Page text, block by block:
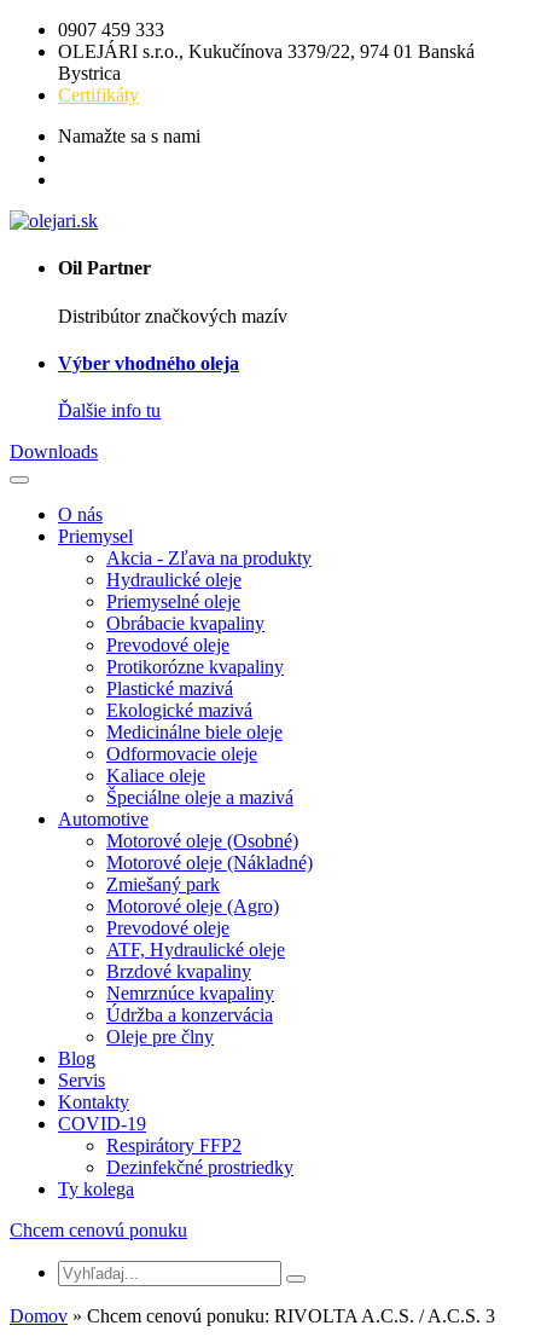
0907 459 333
OLEJÁRI s.r.o., Kukučínova 3379/22, 974 01 Banská
Bystrica
Certifikáty
Namažte sa s nami
Oil Partner
Distribútor značkových mazív
Výber vhodného oleja
Ďalšie info tu
Downloads
O nás
Priemysel
Akcia - Zľava na produkty
Hydraulické oleje
Priemyselné oleje
Obrábacie kvapaliny
Prevodové oleje
Protikorózne kvapaliny
Plastické mazivá
Ekologické mazivá
Medicinálne biele oleje
Odformovacie oleje
Kaliace oleje
Špeciálne oleje a mazivá
Automotive
Motorové oleje (Osobné)
Motorové oleje (Nákladné)
Zmiešaný park
Motorové oleje (Agro)
Prevodové oleje
ATF, Hydraulické oleje
Brzdové kvapaliny
Nemrznúce kvapaliny
Údržba a konzervácia
Oleje pre člny
Blog
Servis
Kontakty
COVID-19
Respirátory FFP2
Dezinfekčné prostriedky
Ty kolega
Chcem cenovú ponuku
Domov » Chcem cenovú ponuku: RIVOLTA A.C.S. / A.C.S. 3